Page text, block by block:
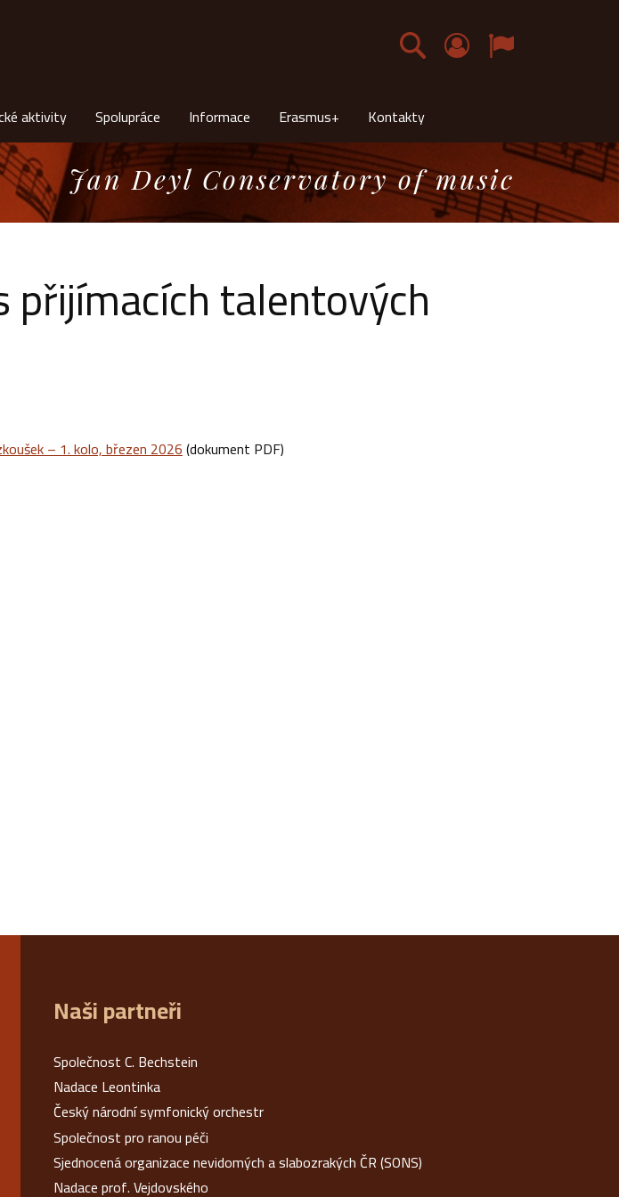
Čeština
aktivity Spolupráce Informace Erasmus+ Kontakty
Jan Deyl Conservatory of music
přijímacích talentových
– 1. kolo, březen 2026(dokument PDF)
Naši partneři
Společnost C. Bechstein
Nadace Leontinka
Český národní symfonický orchestr
Společnost pro ranou péči
Sjednocená organizace nevidomých a slabozrakých ČR (SONS)
Nadace prof. Vejdovského